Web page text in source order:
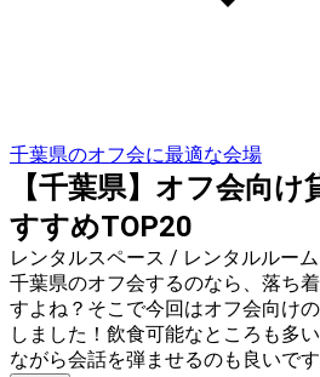
千葉県のオフ会に最適な会場
【千葉県】オフ会向
すすめTOP20
レンタルスペース / レンタルルーム
千葉県のオフ会するのなら、落ち
すよね？そこで今回はオフ会向け
しました！飲食可能なところも多
ながら会話を弾ませるのも良いです